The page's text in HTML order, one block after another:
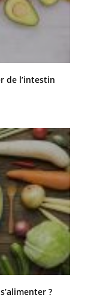
de l’intestin
?